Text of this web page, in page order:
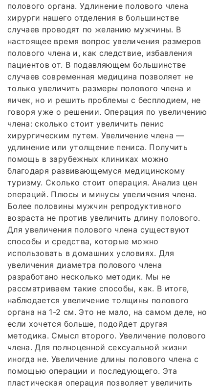
полового органа. Удлинение полового члена
хирурги нашего отделения в большинстве
случаев проводят по желанию мужчины. В
настоящее время вопрос увеличения размеров
полового члена и, как следствие, избавления
пациентов от. В подавляющем большинстве
случаев современная медицина позволяет не
только увеличить размеры полового члена и
яичек, но и решить проблемы с бесплодием, не
говоря уже о решении. Операция по увеличению
члена: сколько стоит увеличить пенис
хирургическим путем. Увеличение члена —
удлинение или утолщение пениса. Получить
помощь в зарубежных клиниках можно
благодаря развивающемуся медицинскому
туризму. Сколько стоит операция. Анализ цен
операций. Плюсы и минусы увеличения члена.
Более половины мужчин репродуктивного
возраста не против увеличить длину полового.
Для увеличения полового члена существуют
способы и средства, которые можно
использовать в домашних условиях. Для
увеличения диаметра полового члена
разработано несколько методик. Мы не
рассматриваем такие способы, как. В итоге,
наблюдается увеличение толщины полового
органа на 1-2 см. Это не мало, на самом деле, но
если хочется больше, подойдет другая
методика. Смысл второго. Увеличение полового
члена. Для полноценной сексуальной жизни
иногда не. Увеличение длины полового члена с
помощью операции и последующего. Эта
пластическая операция позволяет увеличить